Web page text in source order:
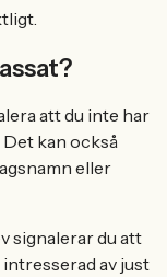
att du inte har
kan också
eller
signalerar du att
av just